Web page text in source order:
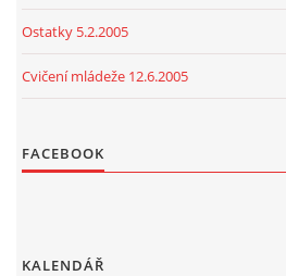
Ostatky 5.2.2005
Cvičení mládeže 12.6.2005
FACEBOOK
KALENDÁŘ